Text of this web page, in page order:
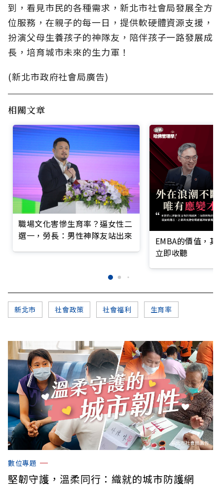
到，看見市民的各種需求，新北市社會局發展全方
位服務，在親子的每一日，提供軟硬體資源支援，
扮演父母生養孩子的神隊友，陪伴孩子一路發展成
長，培育城市未來的生力軍！
(新北市政府社會局廣告)
相關文章
職場文化害慘生育率？逼女性二
選一，勞長：男性神隊友站出來
EMBA的價值，
立即收聽
新北市 社會政策 社會福利 生育率
數位專題
堅韌守護，溫柔同行：織就的城市防護網